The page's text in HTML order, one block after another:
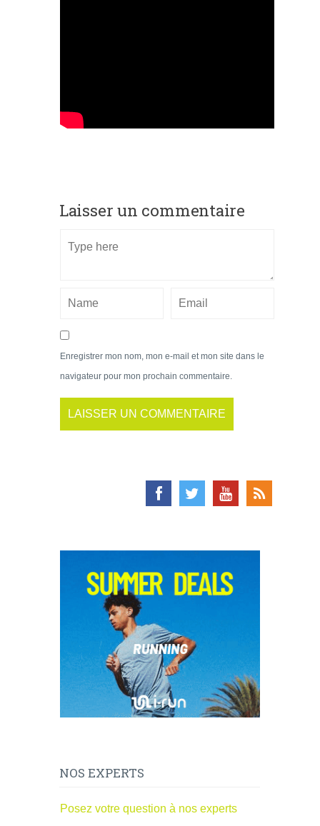
Laisser un commentaire
Enregistrer mon nom, mon e-mail et mon site dans le
navigateur pour mon prochain commentaire.
NOS EXPERTS
Posez votre question à nos experts